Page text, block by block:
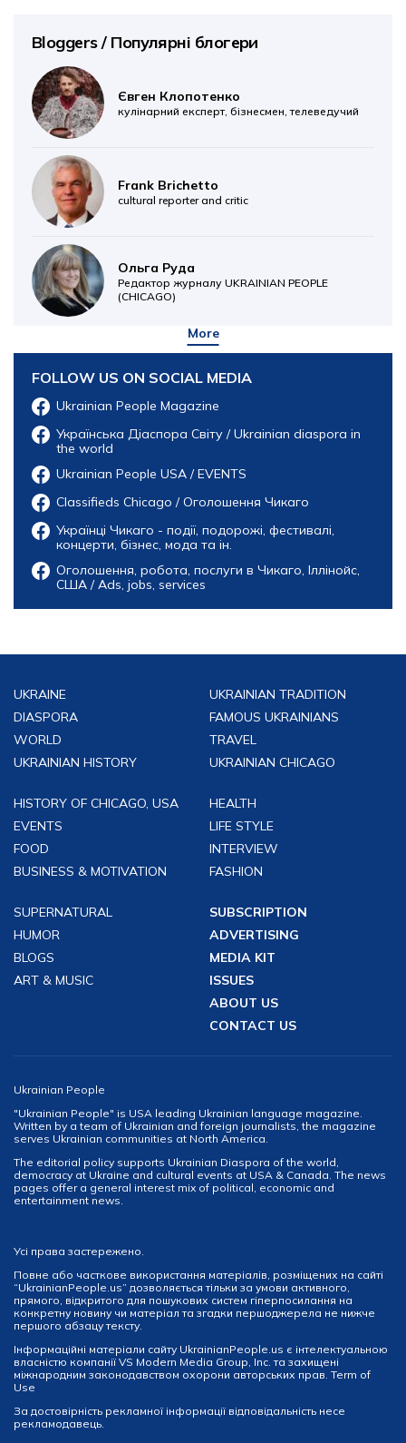
Bloggers / Популярні блогери
Євген Клопотенко
кулінарний експерт, бізнесмен, телеведучий
Frank Brichetto
cultural reporter and critic
Ольга Руда
Редактор журналу UKRAINIAN PEOPLE
(CHICAGO)
More
FOLLOW US ON SOCIAL MEDIA
Ukrainian People Magazine
Українська Діаспора Світу / Ukrainian diaspora in
the world
Ukrainian People USA / EVENTS
Classifieds Chicago / Оголошення Чикаго
Українці Чикаго - події, подорожі, фестивалі,
концерти, бізнес, мода та ін.
Оголошення, робота, послуги в Чикаго, Іллінойс,
США / Ads, jobs, services
UKRAINE
DIASPORA
WORLD
UKRAINIAN HISTORY
UKRAINIAN TRADITION
FAMOUS UKRAINIANS
TRAVEL
UKRAINIAN CHICAGO
HISTORY OF CHICAGO, USA
EVENTS
FOOD
BUSINESS & MOTIVATION
HEALTH
LIFE STYLE
INTERVIEW
FASHION
SUPERNATURAL
HUMOR
BLOGS
ART & MUSIC
SUBSCRIPTION
ADVERTISING
MEDIA KIT
ISSUES
ABOUT US
CONTACT US
Ukrainian People
"Ukrainian People" is USA leading Ukrainian language magazine.
Written by a team of Ukrainian and foreign journalists, the magazine
serves Ukrainian communities at North America.
The editorial policy supports Ukrainian Diaspora of the world,
democracy at Ukraine and cultural events at USA & Canada. The news
pages offer a general interest mix of political, economic and
entertainment news.
Усі права застережено.
Повне або часткове використання матеріалів, розміщених на сайті
“UkrainianPeople.us” дозволяється тільки за умови активного,
прямого, відкритого для пошукових систем гіперпосилання на
конкретну новину чи матеріал та згадки першоджерела не нижче
першого абзацу тексту.
Інформаційні матеріали сайту UkrainianPeople.us є інтелектуальною
власністю компанії VS Modern Media Group, Inc. та захищені
міжнародним законодавством охорони авторських прав. Term of
Use
За достовірність рекламної інформації відповідальність несе
рекламодавець.